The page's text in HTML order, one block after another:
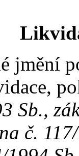
jmění
Sb.,
č.